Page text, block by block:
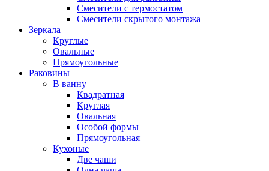
Смесители с термостатом
Смесители скрытого монтажа
Зеркала
Круглые
Овальные
Прямоугольные
Раковины
В ванну
Квадратная
Круглая
Овальная
Особой формы
Прямоугольная
Кухоные
Две чаши